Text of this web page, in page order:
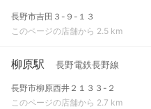
長野市吉田３-９-１３
このページの店舗から 2.5 km
柳原駅 長野電鉄長野線
長野市柳原西井２１３３-２
このページの店舗から 2.7 km